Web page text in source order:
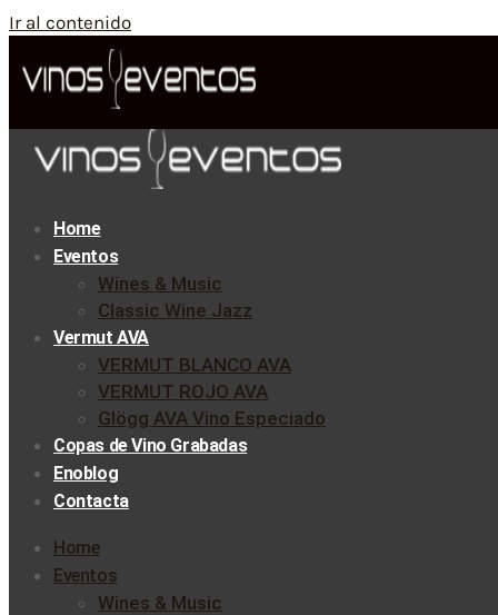
Ir al contenido
Home
Eventos
Wines & Music
Classic Wine Jazz
Vermut AVA
VERMUT BLANCO AVA
VERMUT ROJO AVA
Glögg AVA Vino Especiado
Copas de Vino Grabadas
Enoblog
Contacta
Home
Eventos
Wines & Music